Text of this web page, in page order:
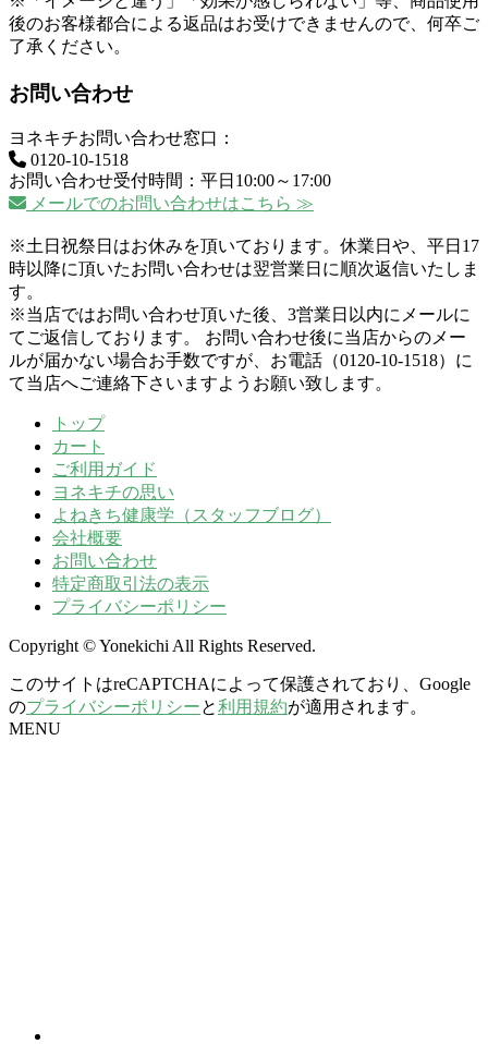
後のお客様都合による返品はお受けできませんので、何卒ご
了承ください。
お問い合わせ
ヨネキチお問い合わせ窓口：
0120-10-1518
お問い合わせ受付時間：平日10:00～17:00
メールでのお問い合わせはこちら ≫
※土日祝祭日はお休みを頂いております。休業日や、平日17
時以降に頂いたお問い合わせは翌営業日に順次返信いたしま
す。
※当店ではお問い合わせ頂いた後、3営業日以内にメールに
てご返信しております。 お問い合わせ後に当店からのメー
ルが届かない場合お手数ですが、お電話（0120-10-1518）に
て当店へご連絡下さいますようお願い致します。
トップ
カート
ご利用ガイド
ヨネキチの思い
よねきち健康学（スタッフブログ）
会社概要
お問い合わせ
特定商取引法の表示
プライバシーポリシー
Copyright © Yonekichi All Rights Reserved.
このサイトはreCAPTCHAによって保護されており、Google
のプライバシーポリシーと利用規約が適用されます。
MENU